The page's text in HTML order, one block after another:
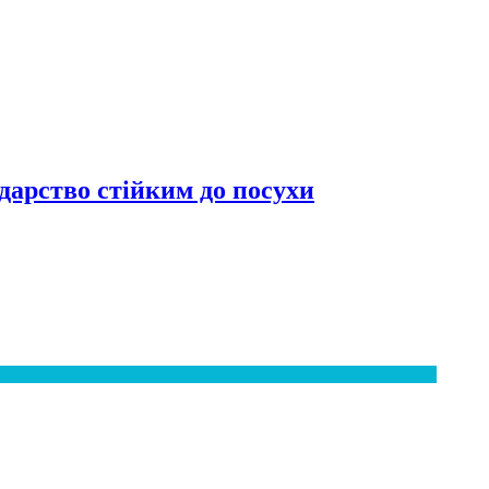
стійким до посухи